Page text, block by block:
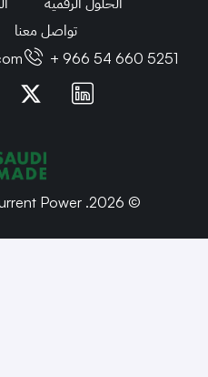
تواصل معنا
+ 966 54 660 5251
© 2026. All rights reserved. Current Power